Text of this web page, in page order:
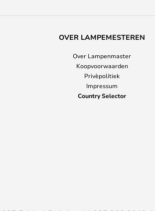
OVER LAMPEMESTEREN
Over Lampenmaster
Koopvoorwaarden
Privèpolitiek
Impressum
Country Selector